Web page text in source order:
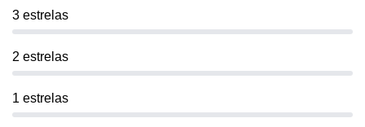
3 estrelas
2 estrelas
1 estrelas